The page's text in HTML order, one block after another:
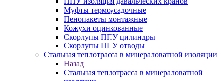
Муфты термоусадочные
Пенопакеты монтажные
Кожухи оцинкованные
Скорлупы ППУ цилиндры
Скорлупы ППУ отводы
Стальная теплотрасса в минераловатной изоляции
Назад
Стальная теплотрасса в минераловатной